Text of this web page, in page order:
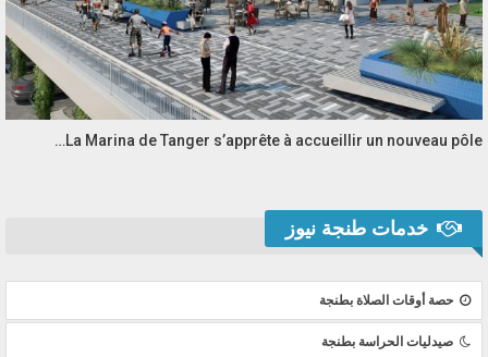
La Marina de Tanger s’apprête à accueillir un nouveau pôle…
خدمات طنجة نيوز
حصة أوقات الصلاة بطنجة
صيدليات الحراسة بطنجة